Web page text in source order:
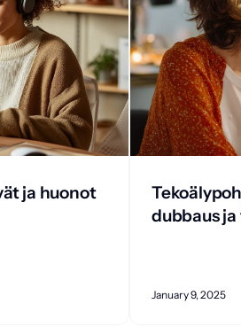
ja huonot
dubbaus
January 9, 2025